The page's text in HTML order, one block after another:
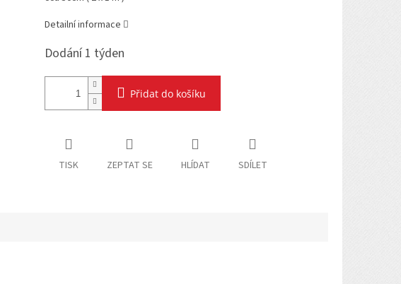
Detailní informace
Dodání 1 týden
Přidat do košíku
TISK ZEPTAT SE HLÍDAT SDÍLET